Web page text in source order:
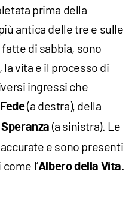
prima della
antica delle tre e sulle
di sabbia, sono
la vita e il processo di
ingressi che
Fede(a destra), della
Speranza (a sinistra). Le
e sono presenti
l’Albero della Vita.